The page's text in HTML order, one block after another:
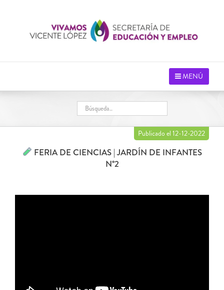
MENÚ
Publicado el 12-12-2022
FERIA DE CIENCIAS | JARDÍN DE INFANTES
N°2